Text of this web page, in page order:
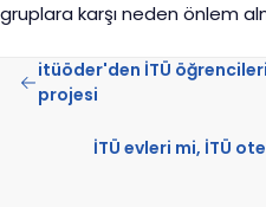
gruplara karşı neden önlem
itüöder'den İTÜ
projesi
İTÜ evleri mi, İTÜ